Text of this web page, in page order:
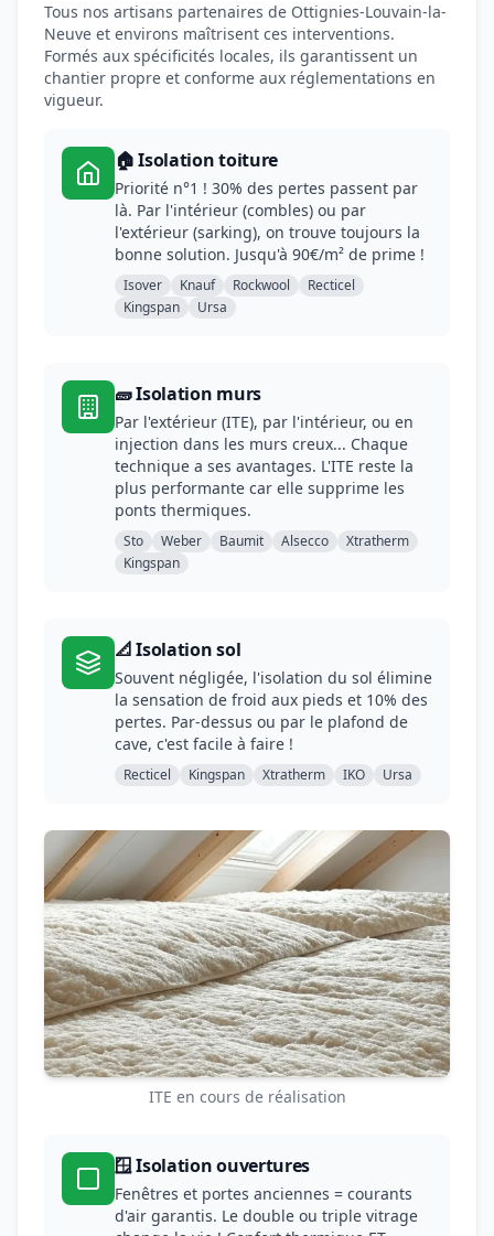
Tous nos artisans partenaires de Ottignies-Louvain-la-
Neuve et environs maîtrisent ces interventions.
Formés aux spécificités locales, ils garantissent un
chantier propre et conforme aux réglementations en
vigueur.
🏠 Isolation toiture
Priorité n°1 ! 30% des pertes passent par
là. Par l'intérieur (combles) ou par
l'extérieur (sarking), on trouve toujours la
bonne solution. Jusqu'à 90€/m² de prime !
Isover Knauf Rockwool
Recticel
Kingspan
Ursa
🧱 Isolation murs
Par l'extérieur (ITE), par l'intérieur, ou en
injection dans les murs creux... Chaque
technique a ses avantages. L'ITE reste la
plus performante car elle supprime les
ponts thermiques.
Sto Weber Baumit Alsecco
Xtratherm
Kingspan
📐 Isolation sol
Souvent négligée, l'isolation du sol élimine
la sensation de froid aux pieds et 10% des
pertes. Par-dessus ou par le plafond de
cave, c'est facile à faire !
Recticel Kingspan Xtratherm IKO Ursa
ITE en cours de réalisation
🪟 Isolation ouvertures
Fenêtres et portes anciennes = courants
d'air garantis. Le double ou triple vitrage